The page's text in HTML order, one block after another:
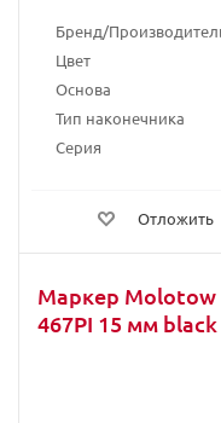
Бренд/
Цвет
Основа
Тип наконечника
Серия
Отложить
Маркер Molotow
467PI 15 мм